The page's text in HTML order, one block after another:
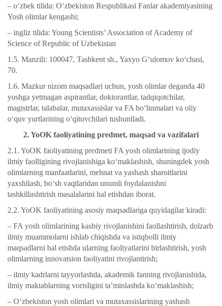
– o‘zbek tilida: O‘zbekiston Respublikasi Fanlar akademiyasining
Yosh olimlar kengashi;
– ingliz tilida: Young Scientists’ Association of Academy of
Science of Republic of Uzbekistan
1.5. Manzili: 100047, Tashkent sh., Yaxyo G‘ulomov ko‘chasi,
70.
1.6. Mazkur nizom maqsadlari uchun, yosh olimlar deganda 40
yoshga yetmagan aspirantlar, doktorantlar, tadqiqotchilar,
magistrlar, talabalar, mutaxassislar va FA bo‘linmalari va oliy
o‘quv yurtlarining o‘qituvchilari tushuniladi.
2. YoOK faoliyatining predmet, maqsad va vazifalari
2.1. YoOK faoliyatining predmeti FA yosh olimlarining ijodiy
ilmiy faolligining rivojlanishiga ko‘maklashish, shuningdek yosh
olimlarning manfaatlarini, mehnat va yashash sharoitlarini
yaxshilash, bo‘sh vaqtlaridan unumli foydalanishni
tashkillashtirish masalalarini hal etishdan iborat.
2.2. YoOK faoliyatining asosiy maqsadlariga quyidagilar kiradi:
– FA yosh olimlarining kasbiy rivojlanishini faollashtirish, dolzarb
ilmiy muammolarni ishlab chiqishda va istiqbolli ilmiy
maqsadlarni hal etishda ularning faoliyatlarini birlashtirish, yosh
olimlarning innovatsion faoliyatini rivojlantirish;
– ilmiy kadrlarni tayyorlashda, akademik fanning rivojlanishida,
ilmiy maktablarning vorisligini ta’minlashda ko‘maklashish;
– O‘zbekiston yosh olimlari va mutaxassislarining yashash